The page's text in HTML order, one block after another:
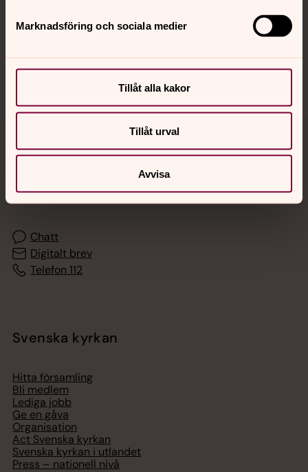
Marknadsföring och sociala medier
Tillåt alla kakor
Tillåt urval
Avvisa
Jourhavande präst
Akut samtals- och krisstöd. Prata eller chatta anonymt
med en präst på kvällar och nätter.
Chatt
Digitalt brev
Telefon 112
Svenska kyrkan
Hitta församling
Bli medlem
Lediga jobb
Ge en gåva
Organisation
Act Svenska kyrkan
Svenska kyrkan i utlandet
Press – nationell nivå